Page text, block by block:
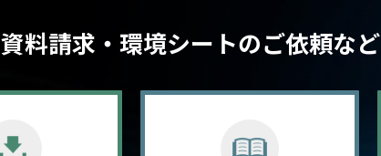
資料請求・環境シートのご依頼など